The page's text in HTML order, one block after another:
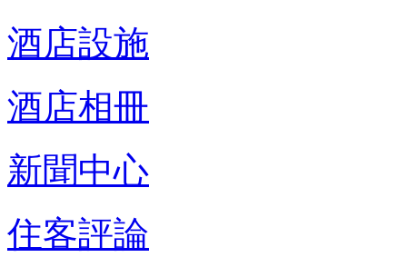
酒店設施
酒店相冊
新聞中心
住客評論